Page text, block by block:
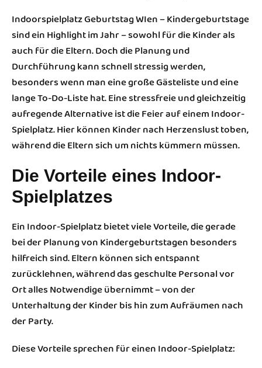
Indoorspielplatz Geburtstag WIen – Kindergeburtstage
sind ein Highlight im Jahr – sowohl für die Kinder als
auch für die Eltern. Doch die Planung und
Durchführung kann schnell stressig werden,
besonders wenn man eine große Gästeliste und eine
lange To-Do-Liste hat. Eine stressfreie und gleichzeitig
aufregende Alternative ist die Feier auf einem Indoor-
Spielplatz. Hier können Kinder nach Herzenslust toben,
während die Eltern sich um nichts kümmern müssen.
Die Vorteile eines Indoor-
Spielplatzes
Ein Indoor-Spielplatz bietet viele Vorteile, die gerade
bei der Planung von Kindergeburtstagen besonders
hilfreich sind. Eltern können sich entspannt
zurücklehnen, während das geschulte Personal vor
Ort alles Notwendige übernimmt – von der
Unterhaltung der Kinder bis hin zum Aufräumen nach
der Party.
Diese Vorteile sprechen für einen Indoor-Spielplatz: